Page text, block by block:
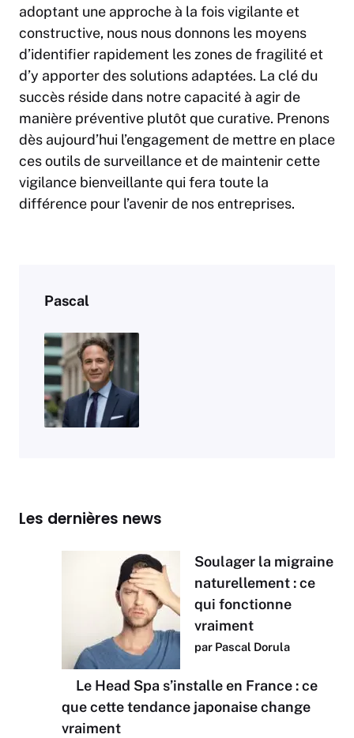
adoptant une approche à la fois vigilante et
constructive, nous nous donnons les moyens
d’identifier rapidement les zones de fragilité et
d’y apporter des solutions adaptées. La clé du
succès réside dans notre capacité à agir de
manière préventive plutôt que curative. Prenons
dès aujourd’hui l’engagement de mettre en place
ces outils de surveillance et de maintenir cette
vigilance bienveillante qui fera toute la
différence pour l’avenir de nos entreprises.
Pascal
Les dernières news
Soulager la migraine
naturellement : ce
qui fonctionne
vraiment
par Pascal Dorula
Le Head Spa s’installe en France : ce
que cette tendance japonaise change
vraiment